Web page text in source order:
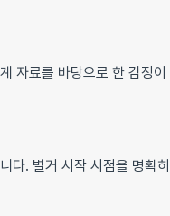
자료를 바탕으로 한 감정이
다. 별거 시작 시점을 명확히